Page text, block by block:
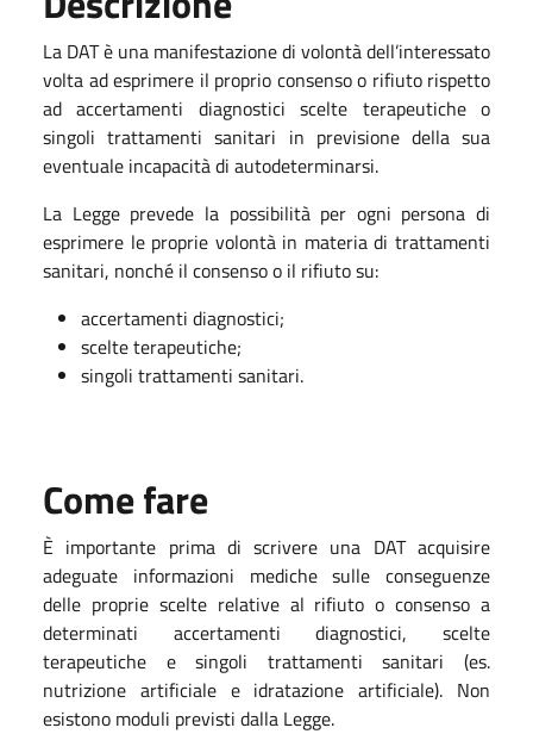
La DAT è una manifestazione di volontà dell’interessato
volta ad esprimere il proprio consenso o rifiuto rispetto
ad accertamenti diagnostici scelte terapeutiche o
singoli trattamenti sanitari in previsione della sua
eventuale incapacità di autodeterminarsi.
La Legge prevede la possibilità per ogni persona di
esprimere le proprie volontà in materia di trattamenti
sanitari, nonché il consenso o il rifiuto su:
accertamenti diagnostici;
scelte terapeutiche;
singoli trattamenti sanitari.
Come fare
È importante prima di scrivere una DAT acquisire
adeguate informazioni mediche sulle conseguenze
delle proprie scelte relative al rifiuto o consenso a
determinati accertamenti diagnostici, scelte
terapeutiche e singoli trattamenti sanitari (es.
nutrizione artificiale e idratazione artificiale). Non
esistono moduli previsti dalla Legge.